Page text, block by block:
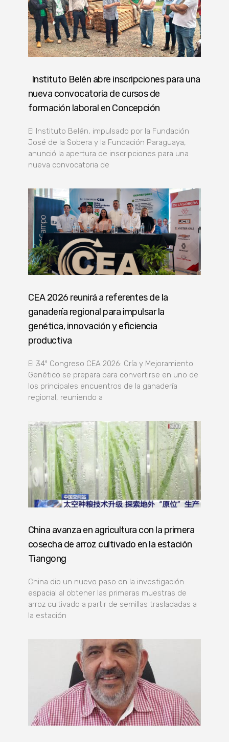
Instituto Belén abre inscripciones para una
nueva convocatoria de cursos de
formación laboral en Concepción
El Instituto Belén, impulsado por la Fundación
José de la Sobera y la Fundación Paraguaya,
anunció la apertura de inscripciones para una
nueva convocatoria de
CEA 2026 reunirá a referentes de la
ganadería regional para impulsar la
genética, innovación y eficiencia
productiva
El 34º Congreso CEA 2026: Cría y Mejoramiento
Genético se prepara para convertirse en uno de
los principales encuentros de la ganadería
regional, reuniendo a
China avanza en agricultura con la primera
cosecha de arroz cultivado en la estación
Tiangong
China dio un nuevo paso en la investigación
espacial al obtener las primeras muestras de
arroz cultivado a partir de semillas trasladadas a
la estación